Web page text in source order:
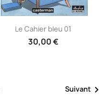
Aperçu rapide
Le Cahier bleu 01
30,00 €
Suivant